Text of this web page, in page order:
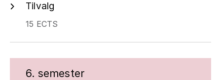
Tilvalg
15 ECTS
6. semester